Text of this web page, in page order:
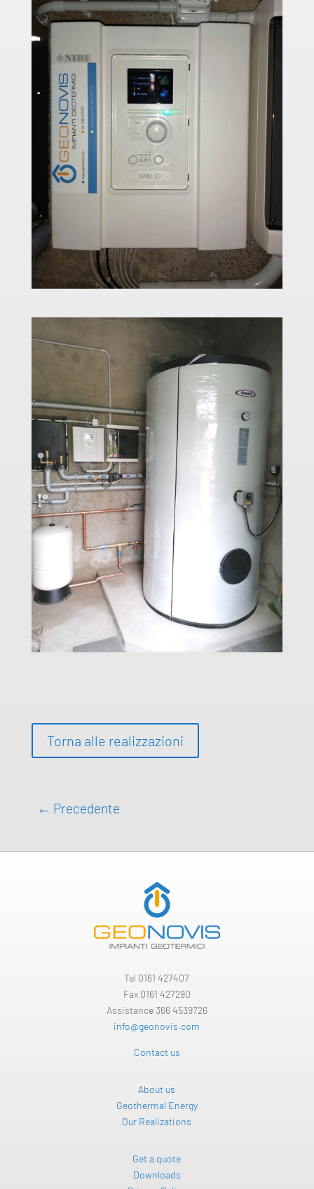
Torna alle realizzazioni
← Precedente
Tel 0161 427407
Fax 0161 427290
Assistance 366 4539726
info@geonovis.com
Contact us
About us
Geothermal Energy
Our Realizations
Get a quote
Downloads